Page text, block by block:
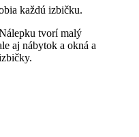
každú izbičku.
tvorí malý
aj nábytok a okná a